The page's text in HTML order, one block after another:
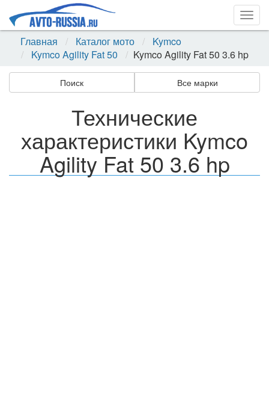
Главная
Каталог мото
Kymco
Kymco Agility Fat 50
Kymco Agility Fat 50 3.6 hp
Поиск Все марки
Технические
характеристики Kymco
Agility Fat 50 3.6 hp